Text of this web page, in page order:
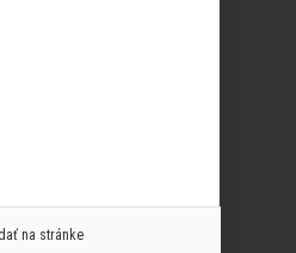
na stránke